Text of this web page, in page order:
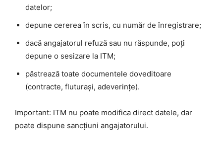
datelor;
depune cererea în scris, cu număr de înregistrare;
dacă angajatorul refuză sau nu răspunde, poți
depune o sesizare la ITM;
păstrează toate documentele doveditoare
(contracte, fluturași, adeverințe).
Important: ITM nu poate modifica direct datele, dar
poate dispune sancțiuni angajatorului.